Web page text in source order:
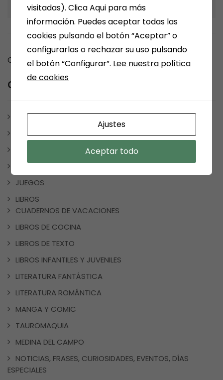
Comments are closed.
Category
ARÉVALO
ARTÍCULOS Y ESCRITOS
ESCRITORES MEDINENSES Y AFINES
JUEGOS
LIBROS
CUADERNOS DE VACACIONES
LIBROS DE COCINA
LIBROS DE TEXTO
LIBROS INFANTILES Y JUVENILES
LITERATURA FANTÁSTICA
LITERATURA ROMÁNTICA
MANGA Y COMIC
TAUROMAQUIA
MEDINA DEL CAMPO
NOTICIAS, FRASES, CURIOSIDADES, EVENTOS, DÍAS
ESPECIALES
visitadas). Clica Aqui para más
información. Puedes aceptar todas las
cookies pulsando el botón “Aceptar” o
configurarlas o rechazar su uso pulsando
el botón “Configurar”. Lee nuestra política
de cookies
Ajustes
Aceptar todo